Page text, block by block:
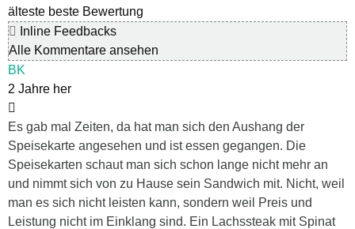
älteste beste Bewertung
Inline Feedbacks
Alle Kommentare ansehen
BK
2 Jahre her
Es gab mal Zeiten, da hat man sich den Aushang der
Speisekarte angesehen und ist essen gegangen. Die
Speisekarten schaut man sich schon lange nicht mehr an
und nimmt sich von zu Hause sein Sandwich mit. Nicht, weil
man es sich nicht leisten kann, sondern weil Preis und
Leistung nicht im Einklang sind. Ein Lachssteak mit Spinat